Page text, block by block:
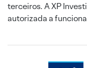
terceiros. A XP
autorizada a